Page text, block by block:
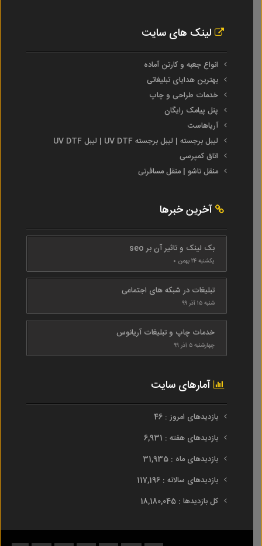
لینک های سایت
انواع جعبه و کارتن آماده
بهترین هدایای تبلیغاتی
خدمات طراحی و چاپ
پنل پیامک رایگان
آریاهاست
لیبل برجسته | لیبل برجسته UV DTF | لیبل UV DTF
اتاق کمپرسی
منقل تاشو | منقل مسافرتی
آخرین خبرها
بک لینک و تاثیر آن بر seo
یکشنبه ۲۴ بهمن ۰
تبلیغات در شبکه های اجتماعی
شنبه ۱۵ آذر ۹۹
خدمات چاپ و تبلیغات آریانوس
چهارشنبه ۵ آذر ۹۹
آمارهای سایت
بازدیدهای امروز : 46
بازدیدهای هفته : 6,931
بازدیدهای ماه : 31,935
بازدیدهای سالانه : 117,196
کل بازدیدها : 18,180,045